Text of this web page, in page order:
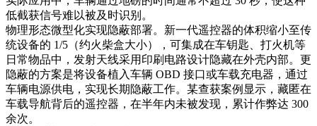
低截获信号难以被及时识别。​
物理形态微型化实现隐蔽部署。新一代遥控器的体积缩小至传
统设备的 1/5（约火柴盒大小），可集成在车钥匙、打火机等
日常物品中，发射天线采用印刷电路设计隐藏在外壳内部。更
隐蔽的方案是将设备植入车辆 OBD 接口或车载充电器，通过
车辆电源供电，实现长期隐蔽工作。某查获案例显示，藏匿在
车载导航背后的遥控器，在半年内未被发现，累计作弊达 300
余次。​